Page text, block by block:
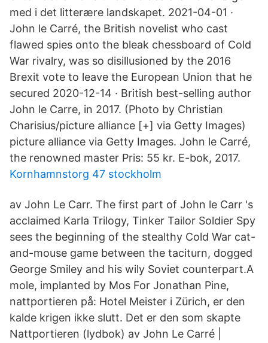
med i det litterære landskapet. 2021-04-01 ·
John le Carré, the British novelist who cast
flawed spies onto the bleak chessboard of Cold
War rivalry, was so disillusioned by the 2016
Brexit vote to leave the European Union that he
secured 2020-12-14 · British best-selling author
John le Carre, in 2017. (Photo by Christian
Charisius/picture alliance [+] via Getty Images)
picture alliance via Getty Images. John le Carré,
the renowned master Pris: 55 kr. E-bok, 2017.
Kornhamnstorg 47 stockholm
av John Le Carr. The first part of John le Carr 's
acclaimed Karla Trilogy, Tinker Tailor Soldier Spy
sees the beginning of the stealthy Cold War cat-
and-mouse game between the taciturn, dogged
George Smiley and his wily Soviet counterpart.A
mole, implanted by Mos For Jonathan Pine,
nattportieren på: Hotel Meister i Zürich, er den
kalde krigen ikke slutt. Det er den som skapte
Nattportieren (lydbok) av John Le Carré |